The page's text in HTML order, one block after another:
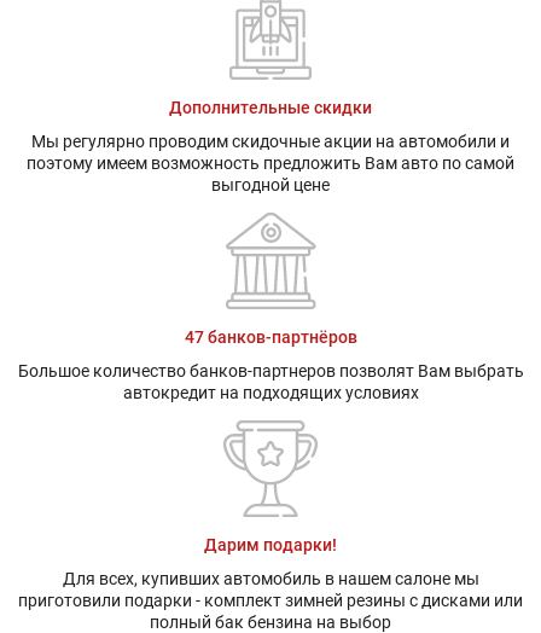
5 лет или 150 000 км пробега
Дополнительные скидки
Мы регулярно проводим скидочные акции на автомобили и
поэтому имеем возможность предложить Вам авто по самой
выгодной цене
47 банков-партнёров
Большое количество банков-партнеров позволят Вам выбрать
автокредит на подходящих условиях
Дарим подарки!
Для всех, купивших автомобиль в нашем салоне мы
приготовили подарки - комплект зимней резины с дисками или
полный бак бензина на выбор